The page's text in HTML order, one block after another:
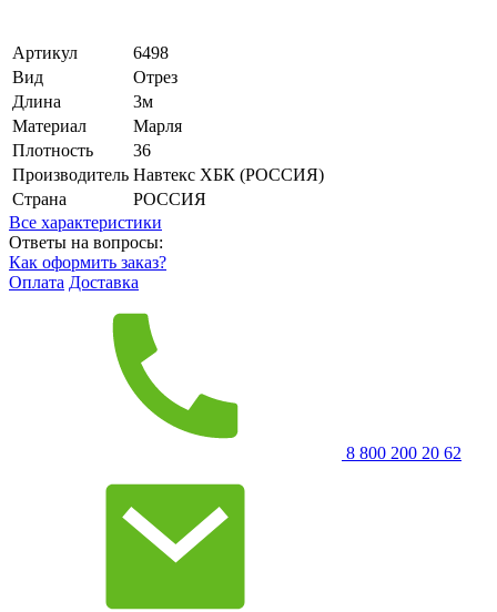
Артикул
6498
Вид
Отрез
Длина
3м
Материал
Марля
Плотность
36
Производитель Навтекс ХБК (РОССИЯ)
Страна
РОССИЯ
Все характеристики
Ответы на вопросы:
Как оформить заказ?
Оплата Доставка
8 800 200 20 62